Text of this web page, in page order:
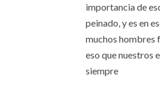
importancia de
peinado, y es en
muchos hombres
eso que nuestros
siempre